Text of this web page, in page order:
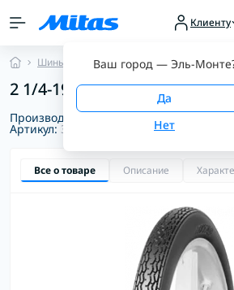
Клиенту
Ваш город — Эль-Монте
Шины для мопедов Классические
2 1/4-19 30B TT M02 Mitas
Производитель:Mitas
Артикул:3001821350000
Все о товаре Описание